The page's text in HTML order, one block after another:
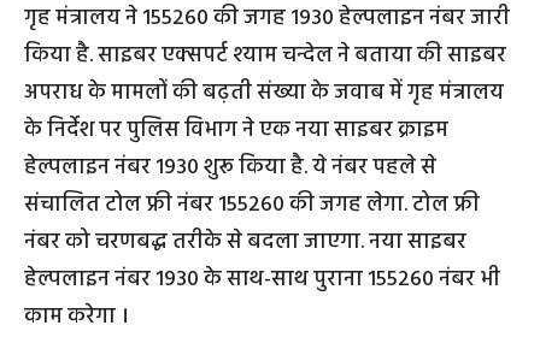
गृह मंत्रालय ने 155260 की जगह 1930 हेल्पलाइन नंबर जारी
किया है. साइबर एक्सपर्ट श्याम चन्देल ने बताया की साइबर
अपराध के मामलों की बढ़ती संख्या के जवाब में गृह मंत्रालय
के निर्देश पर पुलिस विभाग ने एक नया साइबर क्राइम
हेल्पलाइन नंबर 1930 शुरू किया है. ये नंबर पहले से
संचालित टोल फ्री नंबर 155260 की जगह लेगा. टोल फ्री
नंबर को चरणबद्ध तरीके से बदला जाएगा. नया साइबर
हेल्पलाइन नंबर 1930 के साथ-साथ पुराना 155260 नंबर भी
काम करेगा ।